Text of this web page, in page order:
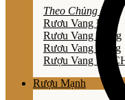
Theo Chủng Loại
Rươu Vang Đỏ
Rươu Vang Trắng
Rươu Vang Hồng
Rượu Vang Nổ/
Rượu Mạnh